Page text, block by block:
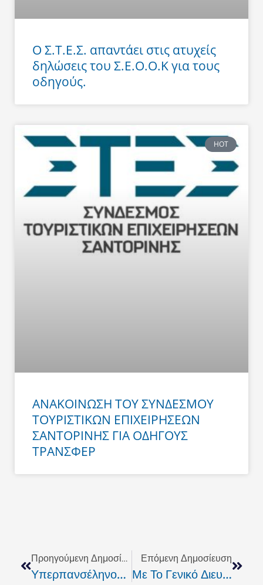
Ο Σ.Τ.Ε.Σ. απαντάει στις ατυχείς
δηλώσεις του Σ.Ε.Ο.Ο.Κ για τους
οδηγούς.
HOT
ΑΝΑΚΟΙΝΩΣΗ ΤΟΥ ΣΥΝΔΕΣΜΟΥ
ΤΟΥΡΙΣΤΙΚΩΝ ΕΠΙΧΕΙΡΗΣΕΩΝ
ΣΑΝΤΟΡΙΝΗΣ ΓΙΑ ΟΔΗΓΟΥΣ
ΤΡΑΝΣΦΕΡ
Προηγούμενη Δημοσίευση
Υπερπανσέληνος Ιουλίου: Νυχτερινή Φαντασμαγορία Σε Όλο Τον Κόσμο Από Το «Φεγγάρι Του Ελαφιού»
Επόμενη Δημοσίευση
Με Το Γενικό Διευθυντή Αιγαίου Του ΕΚΑΒ Συναντήθηκε Ο Δήμαρχος Θήρας